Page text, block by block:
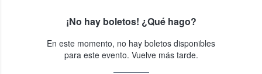
¡No hay boletos! ¿Qué hago?
En este momento, no hay boletos disponibles
para este evento. Vuelve más tarde.